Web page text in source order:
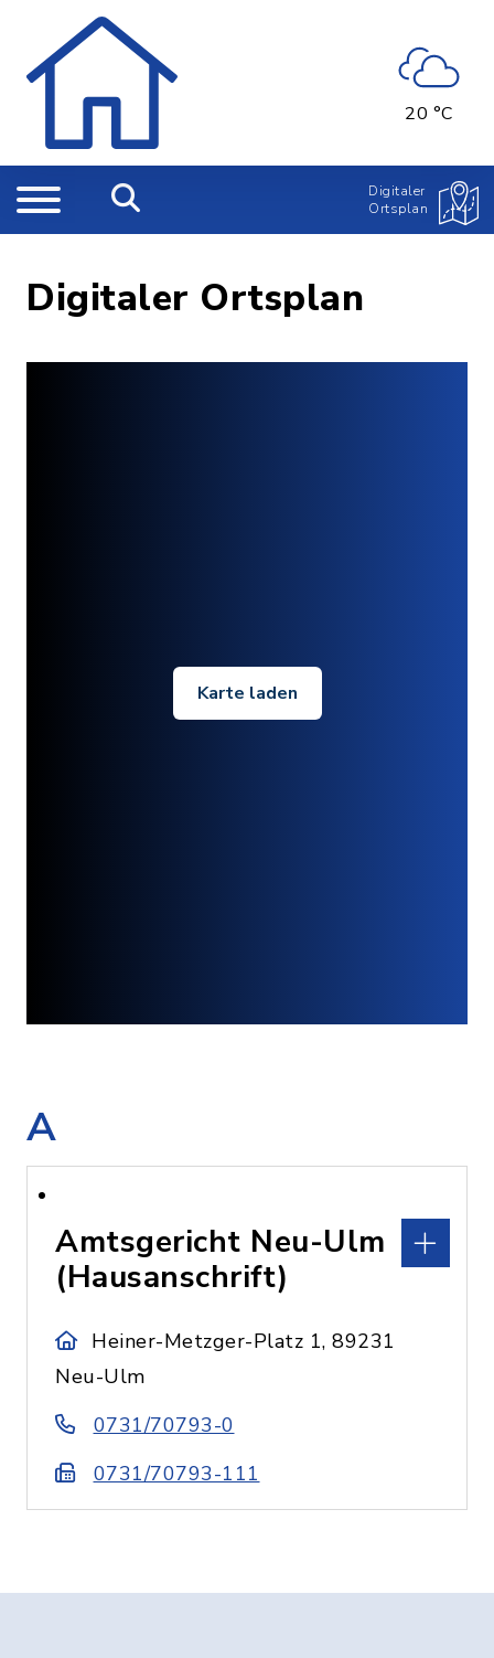
20 °C
Digitaler
Ortsplan
Digitaler Ortsplan
Karte laden
A
Amtsgericht Neu-Ulm
(Hausanschrift)
Heiner-Metzger-Platz 1, 89231
Neu-Ulm
0731/70793-0
0731/70793-111